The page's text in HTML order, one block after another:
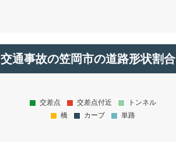
交通事故の笠岡市の道路形状割合